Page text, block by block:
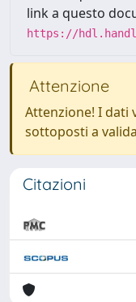
link a questo
https://
Attenzione
Attenzione! I dati
sottoposti a
Citazioni